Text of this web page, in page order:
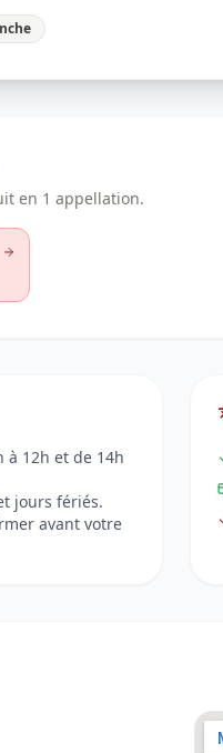
en 1 appellation.
à 12h et de 14h
jours fériés.
avant votre